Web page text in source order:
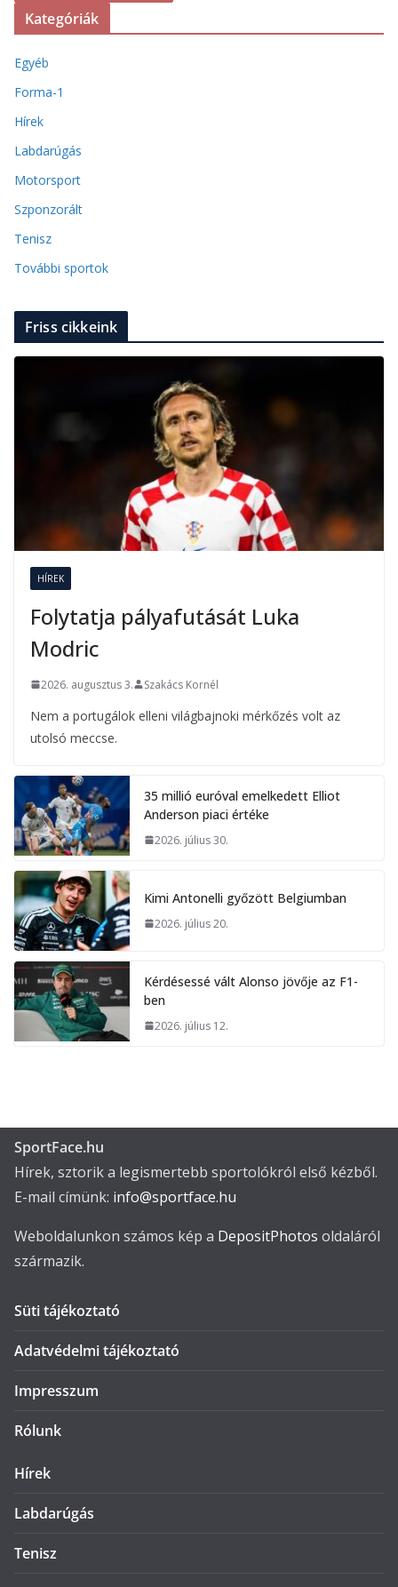
Kategóriák
Egyéb
Forma-1
Hírek
Labdarúgás
Motorsport
Szponzorált
Tenisz
További sportok
Friss cikkeink
HÍREK
Folytatja pályafutását Luka
Modric
2026. augusztus 3. Szakács Kornél
Nem a portugálok elleni világbajnoki mérkőzés volt az
utolsó meccse.
35 millió euróval emelkedett Elliot
Anderson piaci értéke
2026. július 30.
Kimi Antonelli győzött Belgiumban
2026. július 20.
Kérdésessé vált Alonso jövője az F1-
ben
2026. július 12.
SportFace.hu
Hírek, sztorik a legismertebb sportolókról első kézből.
E-mail címünk: info@sportface.hu
Weboldalunkon számos kép a DepositPhotos oldaláról
származik.
Süti tájékoztató
Adatvédelmi tájékoztató
Impresszum
Rólunk
Hírek
Labdarúgás
Tenisz